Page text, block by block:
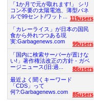
「1か月で元が取れます!」 シリ
コン不要の太陽電池、薄型パネ
ルで99セント/ワット...
119users
「カレーライス」が日本の国民
食から外れつつある現
実:Garbagenews.com
99users
「国内に検索サーバーが置けな
い!」著作権法改正の方針 - ガベ
ージニュース(旧:過...
86users
最近よく聞くキーワード
「CDS」って
何?:Garbagenews.com
85users